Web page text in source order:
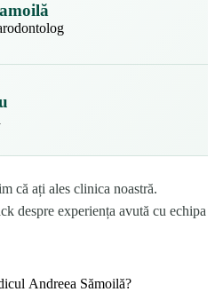
că ați ales clinica noastră.
despre experiența avută cu echipa
Andreea Sămoi­lă?